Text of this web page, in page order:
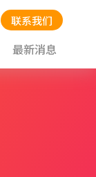
联系我们
最新消息